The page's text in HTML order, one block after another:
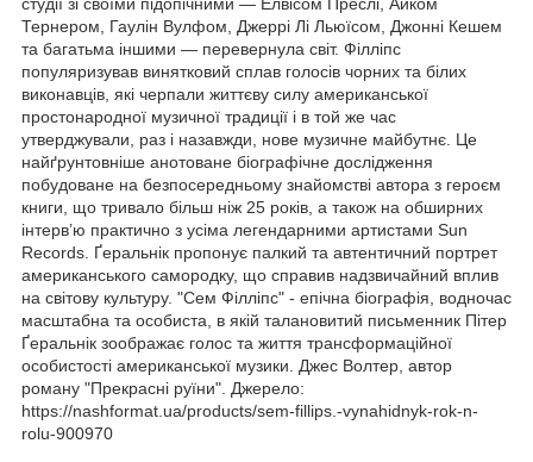
Тернером, Гаулін Вулфом, Джеррі Лі Льюїсом, Джонні Кешем
та багатьма іншими — перевернула світ. Філліпс
популяризував винятковий сплав голосів чорних та білих
виконавців, які черпали життєву силу американської
простонародної музичної традиції і в той же час
утверджували, раз і назавжди, нове музичне майбутнє. Це
найґрунтовніше анотоване біографічне дослідження
побудоване на безпосередньому знайомстві автора з героєм
книги, що тривало більш ніж 25 років, а також на обширних
інтерв’ю практично з усіма легендарними артистами Sun
Records. Ґеральнік пропонує палкий та автентичний портрет
американського самородку, що справив надзвичайний вплив
на світову культуру. "Сем Філліпс" - епічна біографія, водночас
масштабна та особиста, в якій талановитий письменник Пітер
Ґеральнік зоображає голос та життя трансформаційної
особистості американської музики. Джес Волтер, автор
роману "Прекрасні руїни". Джерело:
https://nashformat.ua/products/sem-fillips.-vynahidnyk-rok-n-
rolu-900970